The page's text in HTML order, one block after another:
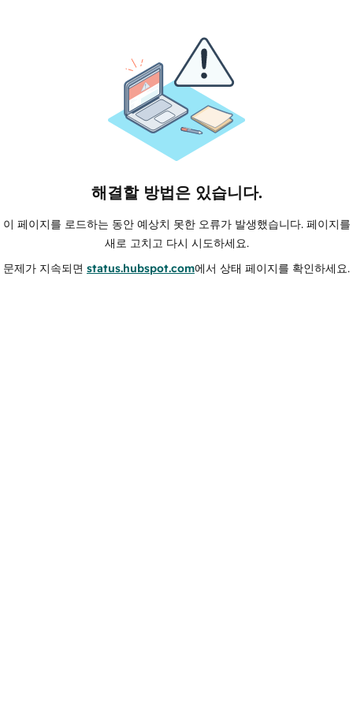
해결할 방법은 있습니다.
이 페이지를 로드하는 동안 예상치 못한 오류가 발생했습니다. 페이지를
새로 고치고 다시 시도하세요.
문제가 지속되면 status.hubspot.com에서 상태 페이지를 확인하세요.